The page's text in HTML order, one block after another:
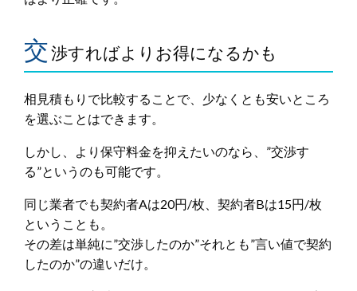
交渉すればよりお得になるかも
相見積もりで比較することで、少なくとも安いところ
を選ぶことはできます。
しかし、より保守料金を抑えたいのなら、”交渉す
る”というのも可能です。
同じ業者でも契約者Aは20円/枚、契約者Bは15円/枚
ということも。
その差は単純に”交渉したのか”それとも”言い値で契約
したのか”の違いだけ。